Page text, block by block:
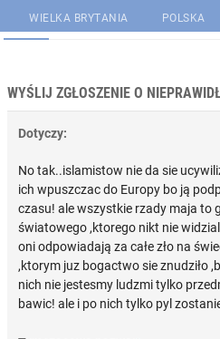
WIELKA BRYTANIA POLSKA
WYŚLIJ ZGŁOSZENIE O
Dotyczy:
No tak..islamistow nie da sie
ich wpuszczac do Europy bo ją
czasu! ale wszystkie rzady maja to
światowego ,ktorego nikt nie
oni odpowiadają za całe zło na
,ktorym juz bogactwo sie znudziło
nich nie jestesmy ludzmi tylko
bawic! ale i po nich tylko pyl